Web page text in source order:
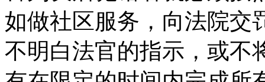
如做社区服务，向法院交
不明白法官的指示，或不